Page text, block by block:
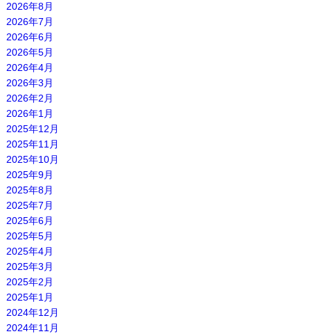
2026年8月
2026年7月
2026年6月
2026年5月
2026年4月
2026年3月
2026年2月
2026年1月
2025年12月
2025年11月
2025年10月
2025年9月
2025年8月
2025年7月
2025年6月
2025年5月
2025年4月
2025年3月
2025年2月
2025年1月
2024年12月
2024年11月